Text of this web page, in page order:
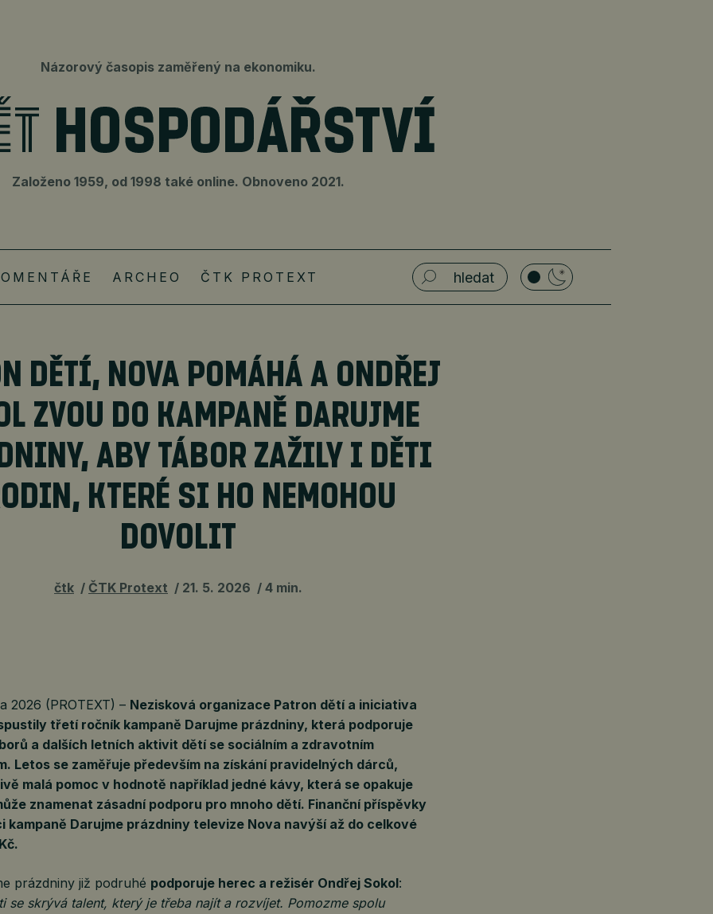
Názorový časopis zaměřený na ekonomiku.
Založeno 1959, od 1998 také online. Obnoveno 2021.
ARCHEO ČTK PROTEXT
DĚTÍ, NOVA POMÁHÁ A ONDŘEJ
ZVOU DO KAMPANĚ DARUJME
ABY TÁBOR ZAŽILY I DĚTI
KTERÉ SI HO NEMOHOU
DOVOLIT
čtk ČTK Protext 21. 5. 2026 4 min.
2026 (PROTEXT) – Nezisková organizace Patron dětí a iniciativa
třetí ročník kampaně Darujme prázdniny, která podporuje
a dalších letních aktivit dětí se sociálním a zdravotním
Letos se zaměřuje především na získání pravidelných dárců,
malá pomoc v hodnotě například jedné kávy, která se opakuje
znamenat zásadní podporu pro mnoho dětí. Finanční příspěvky
kampaně Darujme prázdniny televize Nova navýší až do celkové
prázdniny již podruhé podporuje herec a režisér Ondřej Sokol:
se skrývá talent, který je třeba najít a rozvíjet. Pomozme spolu